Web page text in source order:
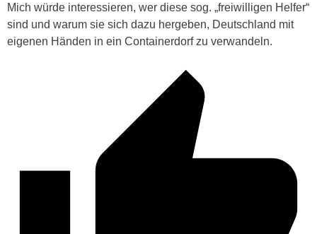
Mich würde interessieren, wer diese sog. „freiwilligen Helfer“
sind und warum sie sich dazu hergeben, Deutschland mit
eigenen Händen in ein Containerdorf zu verwandeln.